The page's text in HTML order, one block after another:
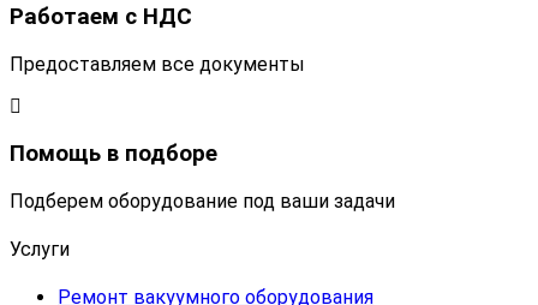
Работаем с НДС
Предоставляем все документы
Помощь в подборе
Подберем оборудование под ваши задачи
Услуги
Ремонт вакуумного оборудования